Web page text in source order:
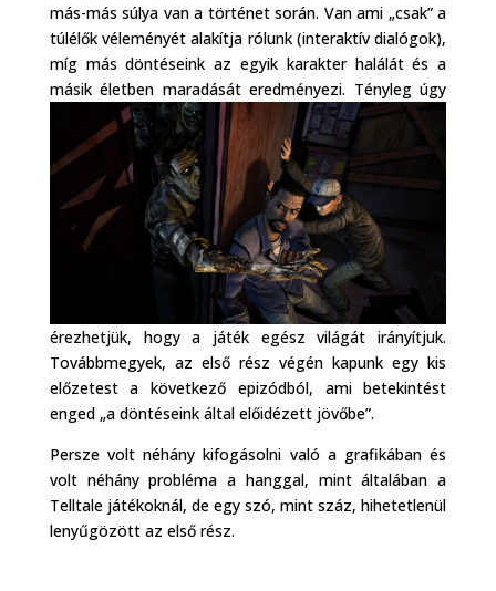
más-más súlya van a történet során. Van ami „csak” a
túlélők véleményét alakítja rólunk (interaktív dialógok),
míg más döntéseink az egyik karakter halálát és a
másik életben maradásáteredményezi. Tényleg úgy
érezhetjük, hogy a játék egész világát irányítjuk.
Továbbmegyek, az első rész végén kapunk egy kis
előzetest a következő epizódból, ami betekintést
enged „a döntéseink által előidézett jövőbe”.
Persze volt néhány kifogásolni való a grafikában és
volt néhány probléma a hanggal, mint általában a
Telltale játékoknál, de egy szó, mint száz, hihetetlenül
lenyűgözött az első rész.